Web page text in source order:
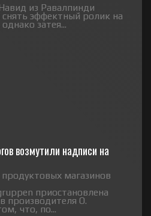
из Равалпинди
эффектный ролик на
затея...
возмутили надписи на
магазинов
приостановлена
производителя O.
что, по...